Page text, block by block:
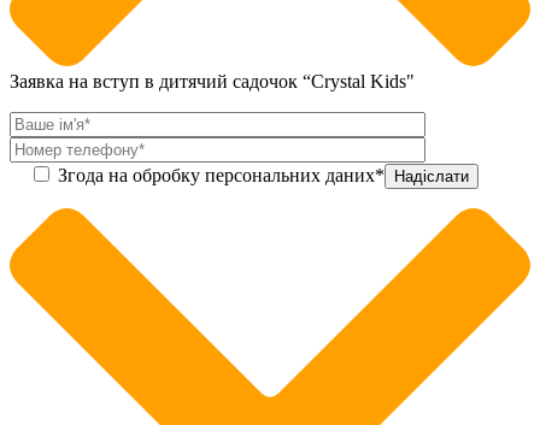
Заявка на вступ в дитячий садочок “Crystal Kids"
Згода на обробку персональних даних*